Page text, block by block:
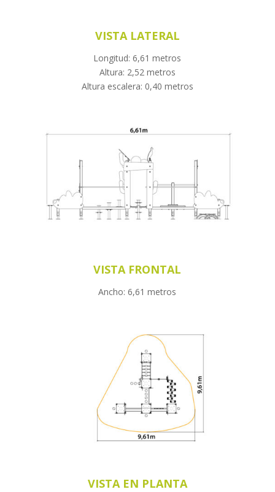
VISTA LATERAL
Longitud: 6,61 metros
Altura: 2,52 metros
Altura escalera: 0,40 metros
VISTA FRONTAL
Ancho: 6,61 metros
VISTA EN PLANTA